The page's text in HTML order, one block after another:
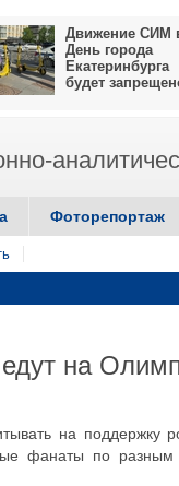
Движение СИМ
День города
Екатеринбурга
будет
Фоторепортаж
на
на поддержку
фанаты по разным